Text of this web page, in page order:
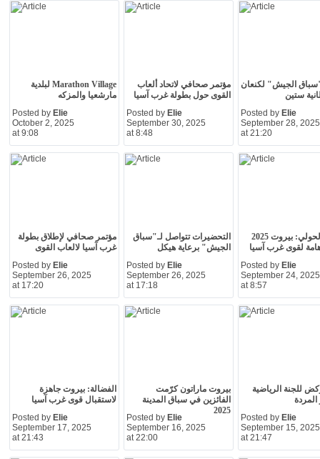
Marathon Village لبلدية
مارشعيا والمزكه
Posted by Elie
October 2, 2025
at 9:08
مؤتمر صحافي لاتحاد ألعاب
القوى حول بطولة غرب آسيا
Posted by Elie
September 30, 2025
at 8:48
الجيش" لكنعان
ستين
Posted by Elie
September 28, 2025
at 21:20
مؤتمر صحافي لإطلاق بطولة
غرب آسيا لالعاب القوى
Posted by Elie
September 26, 2025
at 17:20
التحضيرات تتواصل لـ"سباق
الجيش" برعاية هيكل
Posted by Elie
September 26, 2025
at 17:18
وسيم الحولي: بيروت 2025
لقوى غرب آسيا
Posted by Elie
September 24, 2025
at 8:57
الفضالة: بيروت جاهزة
لاستقبال قوى غرب آسيا
Posted by Elie
September 17, 2025
at 21:43
بيروت ماراتون كرّمت
الفائزين في سباق المدينة
2025
Posted by Elie
September 16, 2025
at 22:00
للجنة الرياضية
المردة
Posted by Elie
September 15, 2025
at 21:47